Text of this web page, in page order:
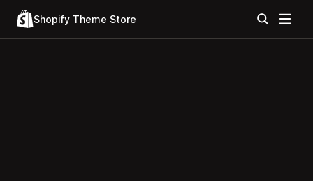
Shopify Theme Store